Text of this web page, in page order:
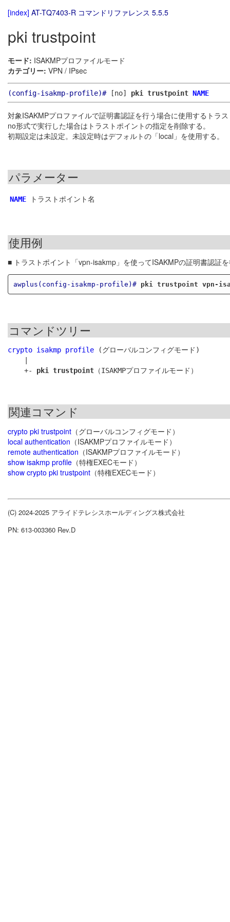
[index] AT-TQ7403-R コマンドリファレンス 5.5.5
pki trustpoint
モード: ISAKMPプロファイルモード
カテゴリー: VPN / IPsec
(config-isakmp-profile)#[no] pki trustpoint NAME
対象ISAKMPプロファイルで証明書認証を行う場合に使用するトラ
no形式で実行した場合はトラストポイントの指定を削除する。
初期設定は未設定。未設定時はデフォルトの「local」を使用する。
パラメーター
NAME トラストポイント名
使用例
■ トラストポイント「vpn-isakmp」を使ってISAKMPの証明書認証
awplus(config-isakmp-profile)# pki trustpoint vpn-
コマンドツリー
crypto isakmp profile (グローバルコンフィグモード)
    +-
pki trustpoint
関連コマンド
crypto pki trustpoint （グローバルコンフィグモード）
local authentication （ISAKMPプロファイルモード）
remote authentication （ISAKMPプロファイルモード）
show isakmp profile （特権EXECモード）
show crypto pki trustpoint （特権EXECモード）
(C) 2024-2025 アライドテレシスホールディングス株式会社
PN: 613-003360 Rev.D